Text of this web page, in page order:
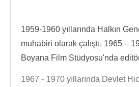
1959-1960 yıllarında Halkın
muhabiri olarak çalıştı. 1965 –
Boyana Film Stüdyosu'nda
1967 - 1970 yıllarında Devlet